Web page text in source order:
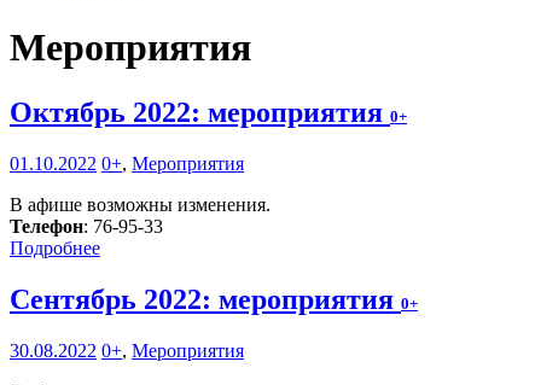
Мероприятия
Октябрь 2022: мероприятия 0+
01.10.2022 0+, Мероприятия
В афише возможны изменения.
Телефон: 76-95-33
Подробнее
Сентябрь 2022: мероприятия 0+
30.08.2022 0+, Мероприятия